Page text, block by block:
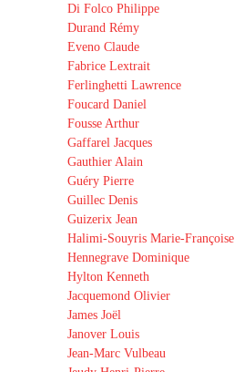
Di Folco Philippe
Durand Rémy
Eveno Claude
Fabrice Lextrait
Ferlinghetti Lawrence
Foucard Daniel
Fousse Arthur
Gaffarel Jacques
Gauthier Alain
Guéry Pierre
Guillec Denis
Guizerix Jean
Halimi-Souyris Marie-Françoise
Hennegrave Dominique
Hylton Kenneth
Jacquemond Olivier
James Joël
Janover Louis
Jean-Marc Vulbeau